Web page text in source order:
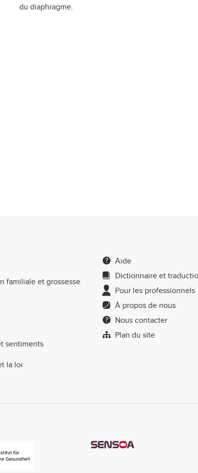
du diaphragme.
familiale et grossesse
sentiments
la loi
Aide
Dictionnaire et
Pour les professionnels
À propos de nous
Nous contacter
Plan du site